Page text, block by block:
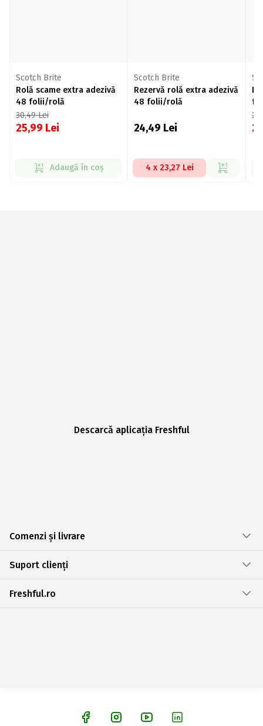
Scotch Brite
Rolă scame extra adezivă
48 folii/rolă
30,49Lei
25,99 Lei
Adaugă în coș
Scotch Brite
Rezervă rolă extra adezivă
48 folii/rolă
24,49 Lei
4 x 23,27 Lei
Descarcă aplicația Freshful
Comenzi și livrare
Suport clienți
Freshful.ro